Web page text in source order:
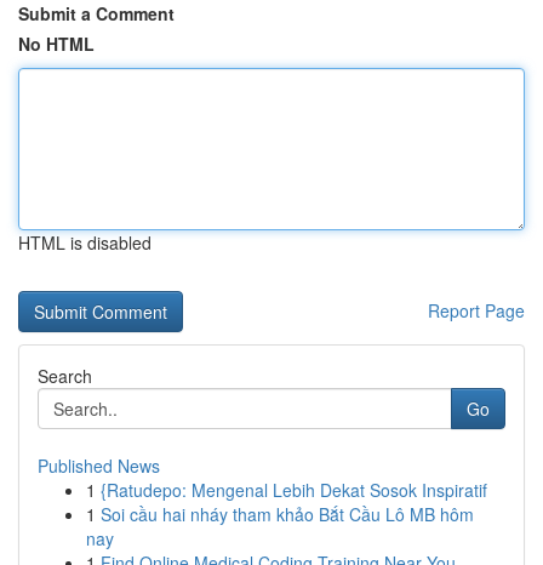
Submit a Comment
No HTML
HTML is disabled
Report Page
Search
Go
Published News
1 {Ratudepo: Mengenal Lebih Dekat Sosok Inspiratif
1 Soi cầu hai nháy tham khảo Bắt Cầu Lô MB hôm
nay